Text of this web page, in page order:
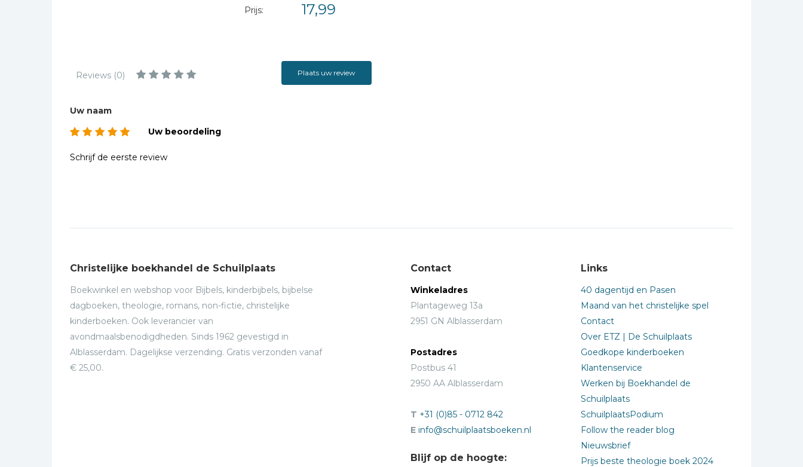
Toeristische kaarten en
Taalstudie
Wenskaarten
Prijs: 17,99
Reviews (0) Plaats uw review
Uw naam
Uw beoordeling
Schrijf de eerste review
Christelijke boekhandel de Schuilplaats
Boekwinkel en webshop voor Bijbels, kinderbijbels, bijbelse
dagboeken, theologie, romans, non-fictie, christelijke
kinderboeken. Ook leverancier van
avondmaalsbenodigdheden. Sinds 1962 gevestigd in
Alblasserdam. Dagelijkse verzending. Gratis verzonden vanaf
€ 25,00.
Contact
Winkeladres
Plantageweg 13a
2951 GN Alblasserdam
Postadres
Postbus 41
2950 AA Alblasserdam
T +31 (0)85 - 0712 842
E info@schuilplaatsboeken.nl
Blijf op de hoogte:
Links
40 dagentijd en Pasen
Maand van het christelijke spel
Contact
Over ETZ | De Schuilplaats
Goedkope kinderboeken
Klantenservice
Werken bij Boekhandel de
Schuilplaats
SchuilplaatsPodium
Follow the reader blog
Nieuwsbrief
Prijs beste theologie boek 2024